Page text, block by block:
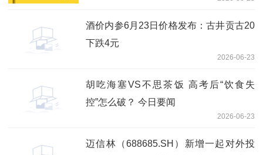
酒价内参6月23日价格发布：古井贡古20
下跌4元
2026-06-23
胡吃海塞VS不思茶饭 高考后“饮食失
控”怎么破？ 今日要闻
2026-06-23
迈信林（688685.SH）新增一起对外投